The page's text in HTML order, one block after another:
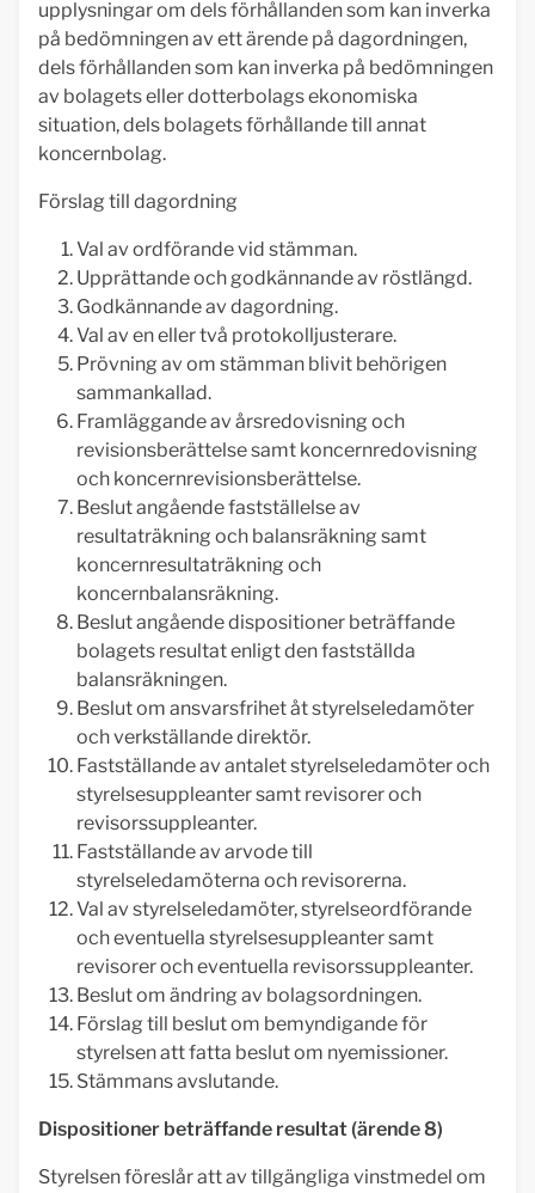
upplysningar om dels förhållanden som kan inverka
på bedömningen av ett ärende på dagordningen,
dels förhållanden som kan inverka på bedömningen
av bolagets eller dotterbolags ekonomiska
situation, dels bolagets förhållande till annat
koncernbolag.
Förslag till dagordning
Val av ordförande vid stämman.
Upprättande och godkännande av röstlängd.
Godkännande av dagordning.
Val av en eller två protokolljusterare.
Prövning av om stämman blivit behörigen
sammankallad.
Framläggande av årsredovisning och
revisionsberättelse samt koncernredovisning
och koncernrevisionsberättelse.
Beslut angående fastställelse av
resultaträkning och balansräkning samt
koncernresultaträkning och
koncernbalansräkning.
Beslut angående dispositioner beträffande
bolagets resultat enligt den fastställda
balansräkningen.
Beslut om ansvarsfrihet åt styrelseledamöter
och verkställande direktör.
Fastställande av antalet styrelseledamöter och
styrelsesuppleanter samt revisorer och
revisorssuppleanter.
Fastställande av arvode till
styrelseledamöterna och revisorerna.
Val av styrelseledamöter, styrelseordförande
och eventuella styrelsesuppleanter samt
revisorer och eventuella revisorssuppleanter.
Beslut om ändring av bolagsordningen.
Förslag till beslut om bemyndigande för
styrelsen att fatta beslut om nyemissioner.
Stämmans avslutande.
Dispositioner beträffande resultat (ärende 8)
Styrelsen föreslår att av tillgängliga vinstmedel om